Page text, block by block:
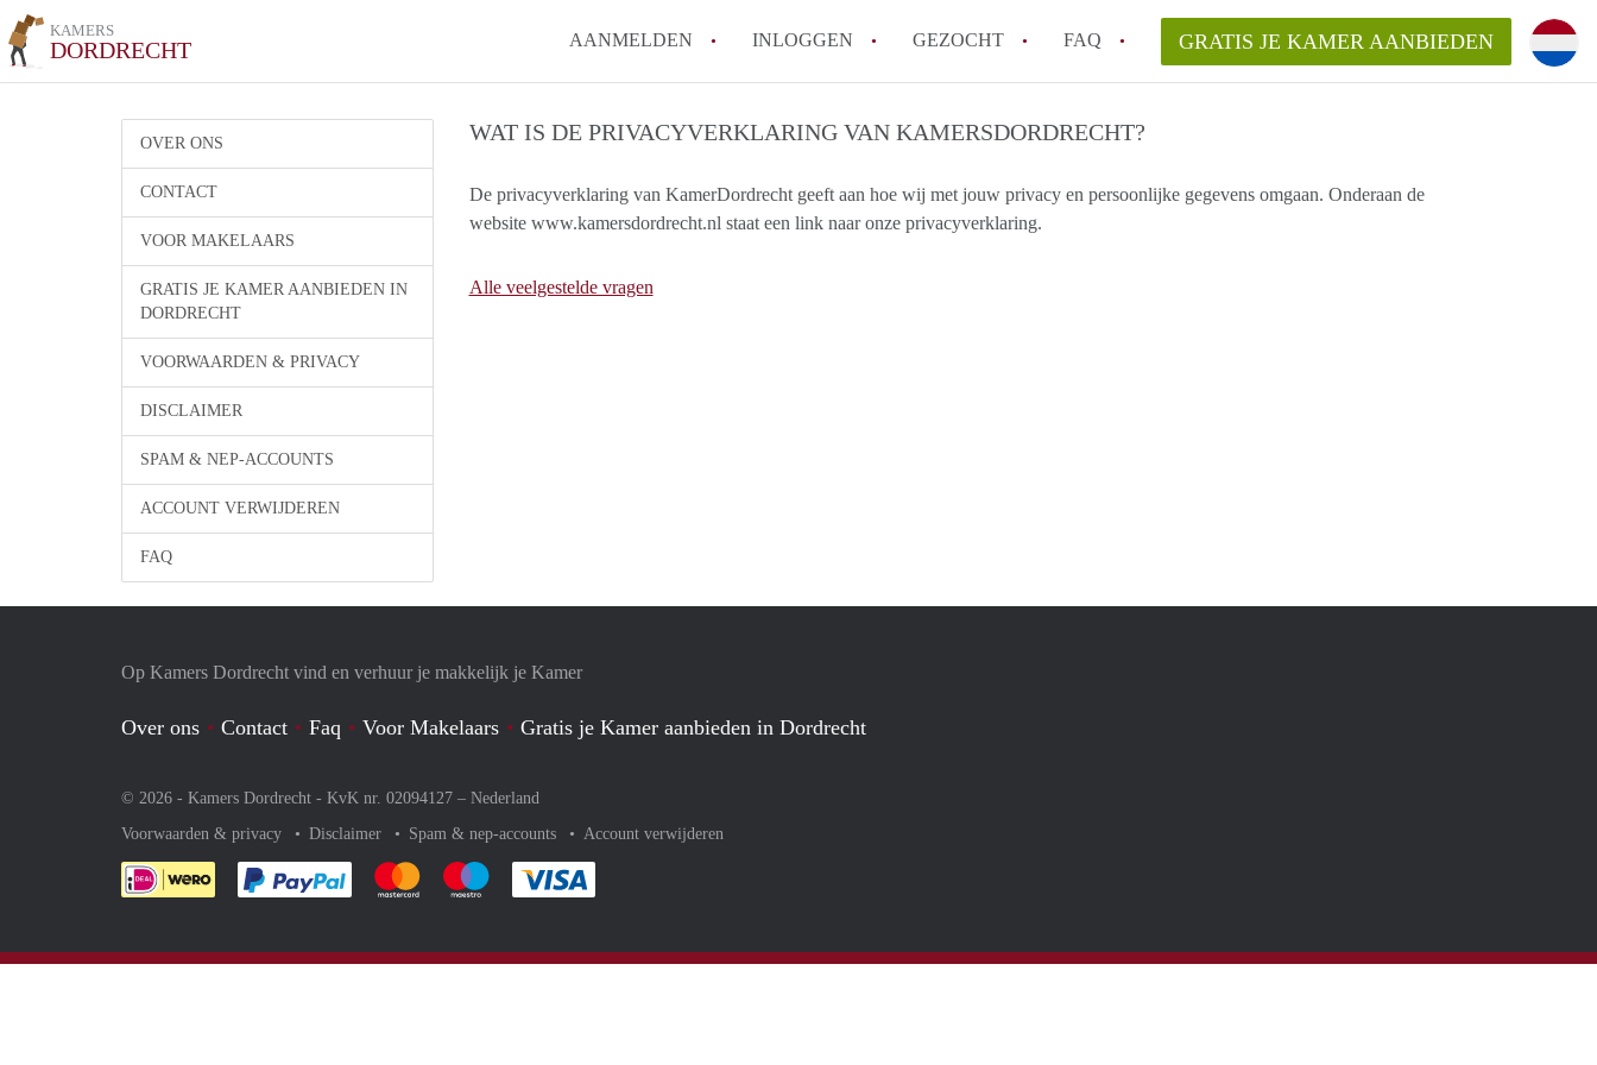
KAMERS
DORDRECHT AANMELDEN INLOGGEN GEZOCHT FAQ
How to translate KamerDordrecht!
Hoeveel kost het om te reageren op een Kamer in Dordrecht?
Wat is de privacyverklaring van KamersDordrecht?
GRATIS JE KAMER AANBIEDEN
OVER ONS
CONTACT
VOOR MAKELAARS
GRATIS JE KAMER AANBIEDEN IN
DORDRECHT
VOORWAARDEN & PRIVACY
DISCLAIMER
SPAM & NEP-ACCOUNTS
ACCOUNT VERWIJDEREN
FAQ
WAT IS DE PRIVACYVERKLARING VAN KAMERSDORDRECHT?
De privacyverklaring van KamerDordrecht geeft aan hoe wij met jouw privacy en persoonlijke gegevens omgaan. Onderaan de
website www.kamersdordrecht.nl staat een link naar onze privacyverklaring.
Alle veelgestelde vragen
Op Kamers Dordrecht vind en verhuur je makkelijk je Kamer
Over ons Contact Faq Voor Makelaars Gratis je Kamer aanbieden in Dordrecht
© 2026 - Kamers Dordrecht - KvK nr. 02094127 – Nederland
Voorwaarden & privacy
Disclaimer Spam & nep-accounts Account verwijderen
Je rekent gemakkelijk af met Paypal
Je rekent gemakkelijk af met Mastercard
Je rekent gemakkelijk af met Meastro